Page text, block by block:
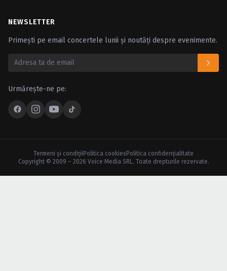
NEWSLETTER
Primești pe email concertele lunii și noutăți despre evenimente.
Urmărește-ne pe:
Termeni şi condiţiiPolitica cookiesPolitica confidenţialitate
Copyright © 2009 – 2026 Voice Media SRL. Toate drepturile rezervate.